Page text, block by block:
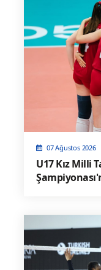
07 Ağustos 2026
U17 Kız Milli